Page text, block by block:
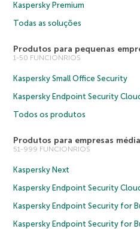
Kaspersky Premium
Todas as soluções
Produtos para pequenas
1-50 FUNCIONRIOS
Kaspersky Small Office Security
Kaspersky Endpoint Security
Todos os produtos
Produtos para empresas
51-999 FUNCIONRIOS
Kaspersky Next
Kaspersky Endpoint Security
Kaspersky Endpoint Security for
Kaspersky Endpoint Security for